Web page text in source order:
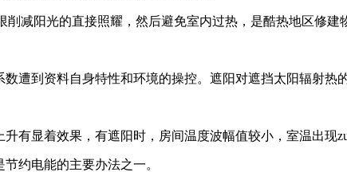
减阳光的直接照耀，然后避免室内过热，是酷热地区修
遭到资料自身特性和环境的操控。遮阳对遮挡太阳辐射热
有显着效果，有遮阳时，房间温度波幅值较小，室温出现
约电能的主要办法之一。